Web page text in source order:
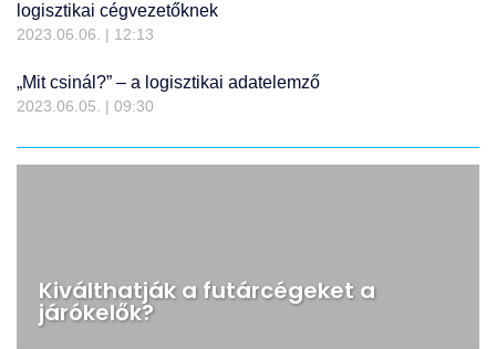
logisztikai cégvezetőknek
2023.06.06. 12:13
„Mit csinál?” – a logisztikai adatelemző
2023.06.05. 09:30
Kiválthatják a futárcégeket a
járókelők?